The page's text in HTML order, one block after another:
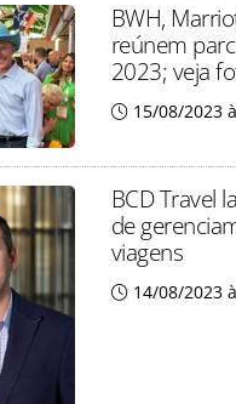
BWH,
reúnem
2023; veja
15/08/2023
BCD Travel
de
viagens
14/08/2023